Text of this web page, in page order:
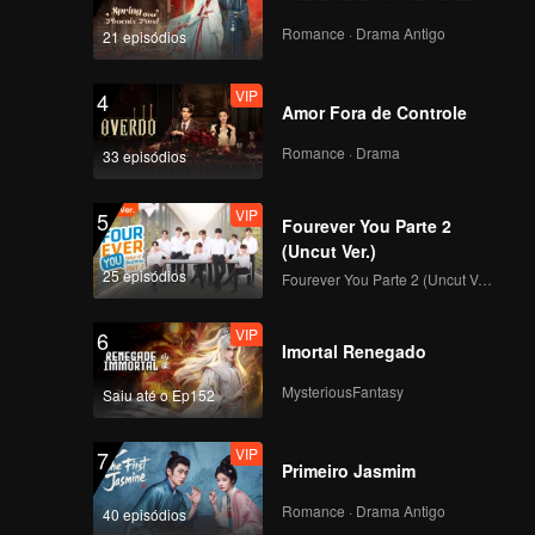
21 episódios Romance · Drama Antigo
4
33 episódios
VIP
Amor Fora de Controle
Romance · Drama
5
25 episódios
VIP
Fourever You Parte 2
(Uncut Ver.)
Fourever You Parte 2 (Uncut Ver.)
6
Saiu até o Ep152
VIP
Imortal Renegado
MysteriousFantasy
7
40 episódios
VIP
Primeiro Jasmim
Romance · Drama Antigo